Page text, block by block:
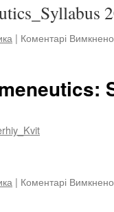
| Коментарі Вимкнено
| Коментарі Вимкнено